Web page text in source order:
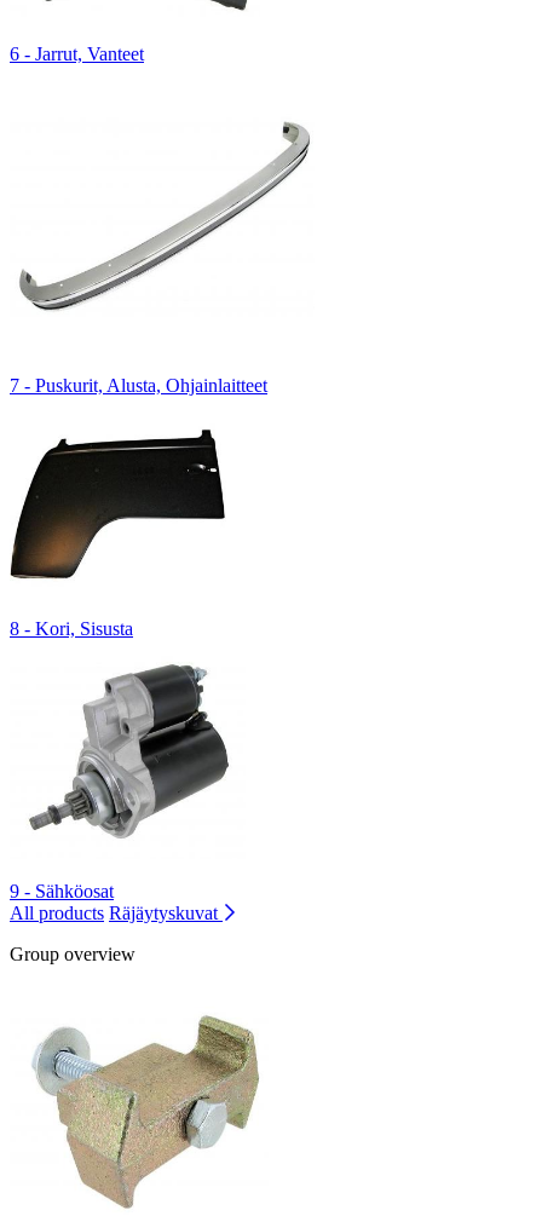
6 - Jarrut, Vanteet
7 - Puskurit, Alusta, Ohjainlaitteet
8 - Kori, Sisusta
9 - Sähköosat
All products Räjäytyskuvat
Group overview